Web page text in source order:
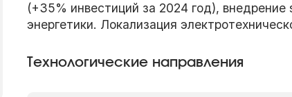
(+35% инвестиций за 2024 год),
энергетики. Локализация
Технологические направления